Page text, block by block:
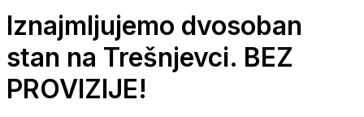
Iznajmljujemo dvosoban
stan na Trešnjevci. BEZ
PROVIZIJE!